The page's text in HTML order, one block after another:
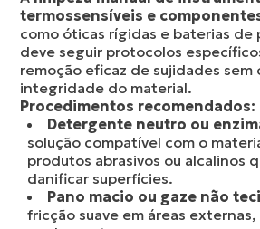
termossensíveis e
como óticas rígidas e baterias de
deve seguir protocolos
remoção eficaz de sujidades sem
integridade do material.
Procedimentos recomendados:
Detergente neutro ou
solução compatível com o
produtos abrasivos ou alcalinos
danificar superfícies.
Pano macio ou gaze não
fricção suave em áreas